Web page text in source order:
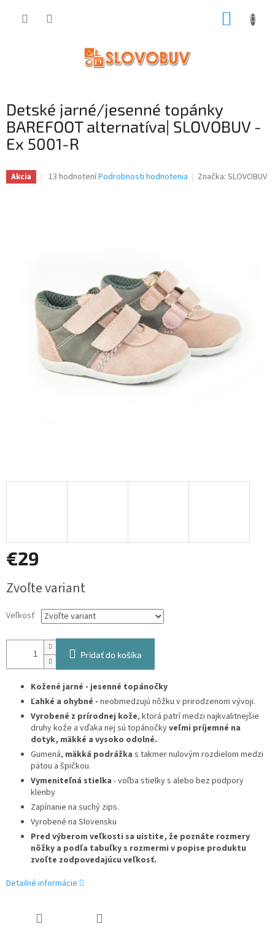
Detské jarné/jesenné topánky
BAREFOOT alternatíva| SLOVOBUV -
Ex 5001-R
Akcia
Priemerné
13 hodnoteníPodrobnosti hodnotenia Značka:SLOVOBUV
€29
cena:
Zvoľte variant
Veľkosť
Pridať do košíka
Kožené jarné - jesenné topánočky
Ľahké a ohybné - neobmedzujú nôžku v prirodzenom vývoji.
Vyrobené z prírodnej kože, ktorá patrí medzi najkvalitnejšie
druhy kože a vďaka nej sú topánočkyveľmi príjemné na
dotyk, mäkké a vysoko odolné.
Gumená, mäkká podrážka s takmer nulovým rozdielom medzi
pätou a špičkou.
Vymeniteľná stielka - voľba stielky s alebo bez podpory
klenby
Zapínanie na suchý zips.
Vyrobené na Slovensku
Pred výberom veľkosti sa uistite, že poznáte rozmery
nôžky a podľa tabuľky s rozmermi v popise produktu
zvoľte zodpovedajúcu veľkosť.
Detailné informácie